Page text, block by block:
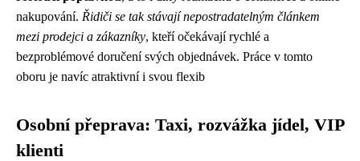
nakupování. Řidiči se tak stávají nepostradatelným článkem
mezi prodejci a zákazníky, kteří očekávají rychlé a
bezproblémové doručení svých objednávek. Práce v tomto
oboru je navíc atraktivní i svou flexib
Osobní přeprava: Taxi, rozvážka jídel, VIP
klienti